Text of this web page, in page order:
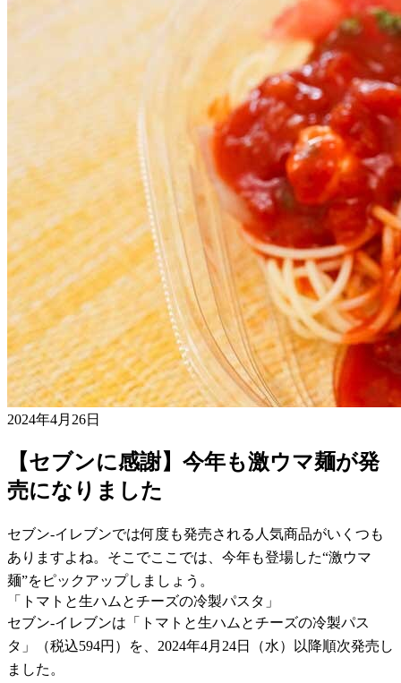
2024年4月26日
【セブンに感謝】今年も激ウマ麺が発
売になりました
セブン-イレブンでは何度も発売される人気商品がいくつも
ありますよね。そこでここでは、今年も登場した“激ウマ
麺”をピックアップしましょう。
「トマトと生ハムとチーズの冷製パスタ」
セブン-イレブンは「トマトと生ハムとチーズの冷製パス
タ」（税込594円）を、2024年4月24日（水）以降順次発売し
ました。